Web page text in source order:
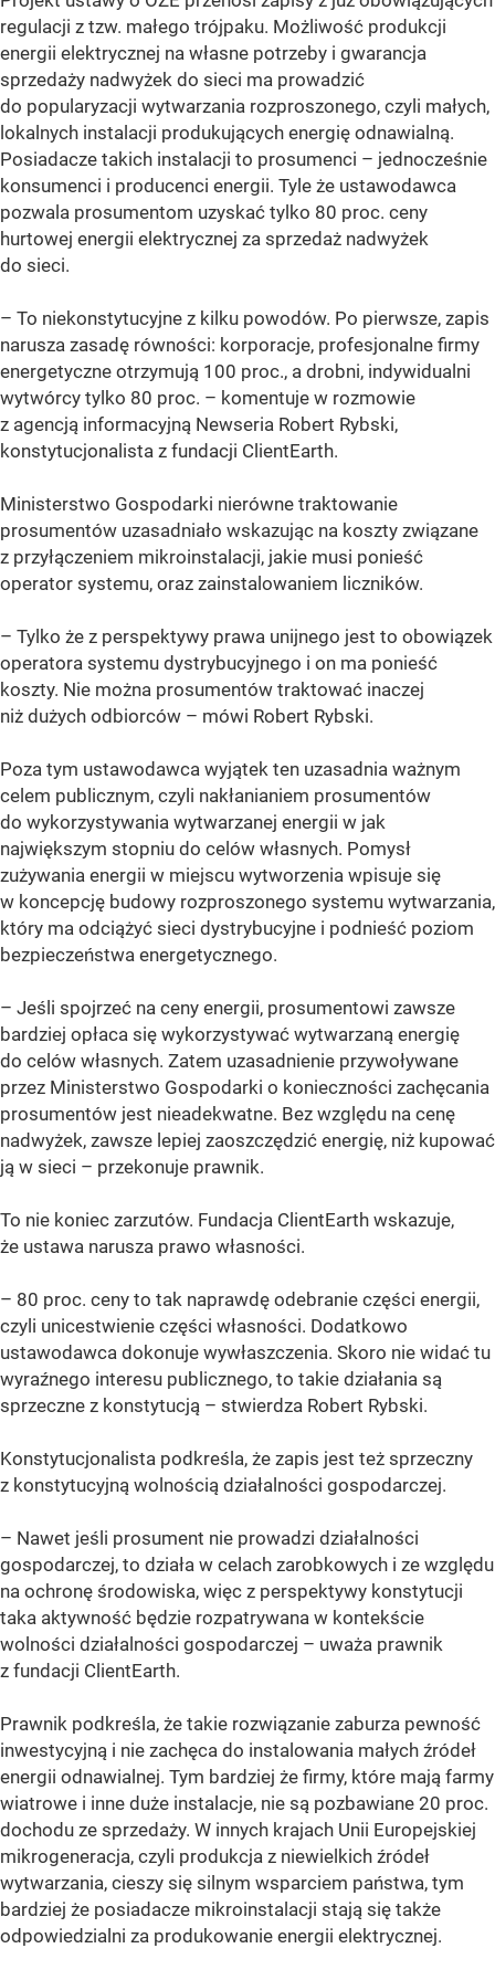
regulacji z tzw. małego trójpaku. Możliwość produkcji
energii elektrycznej na własne potrzeby i gwarancja
sprzedaży nadwyżek do sieci ma prowadzić
do popularyzacji wytwarzania rozproszonego, czyli małych,
lokalnych instalacji produkujących energię odnawialną.
Posiadacze takich instalacji to prosumenci – jednocześnie
konsumenci i producenci energii. Tyle że ustawodawca
pozwala prosumentom uzyskać tylko 80 proc. ceny
hurtowej energii elektrycznej za sprzedaż nadwyżek
do sieci.
– To niekonstytucyjne z kilku powodów. Po pierwsze, zapis
narusza zasadę równości: korporacje, profesjonalne firmy
energetyczne otrzymują 100 proc., a drobni, indywidualni
wytwórcy tylko 80 proc. – komentuje w rozmowie
z agencją informacyjną Newseria Robert Rybski,
konstytucjonalista z fundacji ClientEarth.
Ministerstwo Gospodarki nierówne traktowanie
prosumentów uzasadniało wskazując na koszty związane
z przyłączeniem mikroinstalacji, jakie musi ponieść
operator systemu, oraz zainstalowaniem liczników.
– Tylko że z perspektywy prawa unijnego jest to obowiązek
operatora systemu dystrybucyjnego i on ma ponieść
koszty. Nie można prosumentów traktować inaczej
niż dużych odbiorców – mówi Robert Rybski.
Poza tym ustawodawca wyjątek ten uzasadnia ważnym
celem publicznym, czyli nakłanianiem prosumentów
do wykorzystywania wytwarzanej energii w jak
największym stopniu do celów własnych. Pomysł
zużywania energii w miejscu wytworzenia wpisuje się
w koncepcję budowy rozproszonego systemu wytwarzania,
który ma odciążyć sieci dystrybucyjne i podnieść poziom
bezpieczeństwa energetycznego.
– Jeśli spojrzeć na ceny energii, prosumentowi zawsze
bardziej opłaca się wykorzystywać wytwarzaną energię
do celów własnych. Zatem uzasadnienie przywoływane
przez Ministerstwo Gospodarki o konieczności zachęcania
prosumentów jest nieadekwatne. Bez względu na cenę
nadwyżek, zawsze lepiej zaoszczędzić energię, niż kupować
ją w sieci – przekonuje prawnik.
To nie koniec zarzutów. Fundacja ClientEarth wskazuje,
że ustawa narusza prawo własności.
– 80 proc. ceny to tak naprawdę odebranie części energii,
czyli unicestwienie części własności. Dodatkowo
ustawodawca dokonuje wywłaszczenia. Skoro nie widać tu
wyraźnego interesu publicznego, to takie działania są
sprzeczne z konstytucją – stwierdza Robert Rybski.
Konstytucjonalista podkreśla, że zapis jest też sprzeczny
z konstytucyjną wolnością działalności gospodarczej.
– Nawet jeśli prosument nie prowadzi działalności
gospodarczej, to działa w celach zarobkowych i ze względu
na ochronę środowiska, więc z perspektywy konstytucji
taka aktywność będzie rozpatrywana w kontekście
wolności działalności gospodarczej – uważa prawnik
z fundacji ClientEarth.
Prawnik podkreśla, że takie rozwiązanie zaburza pewność
inwestycyjną i nie zachęca do instalowania małych źródeł
energii odnawialnej. Tym bardziej że firmy, które mają farmy
wiatrowe i inne duże instalacje, nie są pozbawiane 20 proc.
dochodu ze sprzedaży. W innych krajach Unii Europejskiej
mikrogeneracja, czyli produkcja z niewielkich źródeł
wytwarzania, cieszy się silnym wsparciem państwa, tym
bardziej że posiadacze mikroinstalacji stają się także
odpowiedzialni za produkowanie energii elektrycznej.